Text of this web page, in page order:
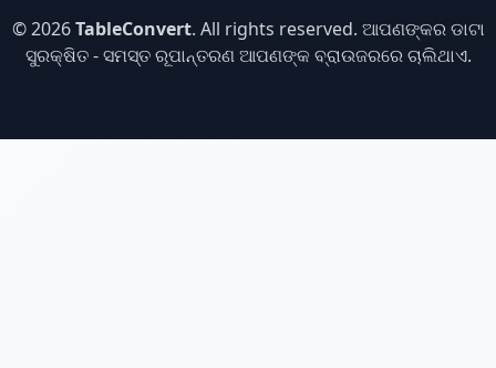
© 2026TableConvert. All rights reserved. ଆପଣଙ୍କର ଡାଟା
ସୁରକ୍ଷିତ - ସମସ୍ତ ରୂପାନ୍ତରଣ ଆପଣଙ୍କ ବ୍ରାଉଜରରେ ଚାଲିଥାଏ.